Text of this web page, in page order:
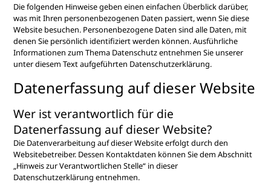
Die folgenden Hinweise geben einen einfachen Überblick darüber,
was mit Ihren personenbezogenen Daten passiert, wenn Sie diese
Website besuchen. Personenbezogene Daten sind alle Daten, mit
denen Sie persönlich identifiziert werden können. Ausführliche
Informationen zum Thema Datenschutz entnehmen Sie unserer
unter diesem Text aufgeführten Datenschutzerklärung.
Datenerfassung auf dieser Website
Wer ist verantwortlich für die
Datenerfassung auf dieser Website?
Die Datenverarbeitung auf dieser Website erfolgt durch den
Websitebetreiber. Dessen Kontaktdaten können Sie dem Abschnitt
„Hinweis zur Verantwortlichen Stelle“ in dieser
Datenschutzerklärung entnehmen.